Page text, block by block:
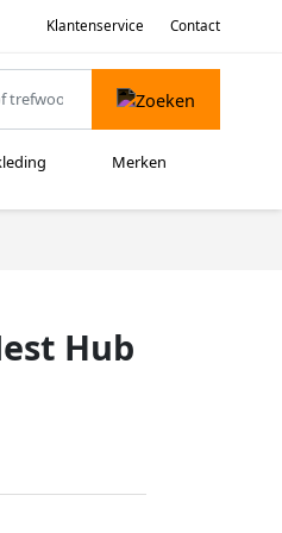
Klantenservice Contact
Merken
Hub